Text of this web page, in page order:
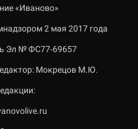
«Иваново»
2 мая 2017 года
Эл № ФС77-69657
Мокрецов М.Ю.